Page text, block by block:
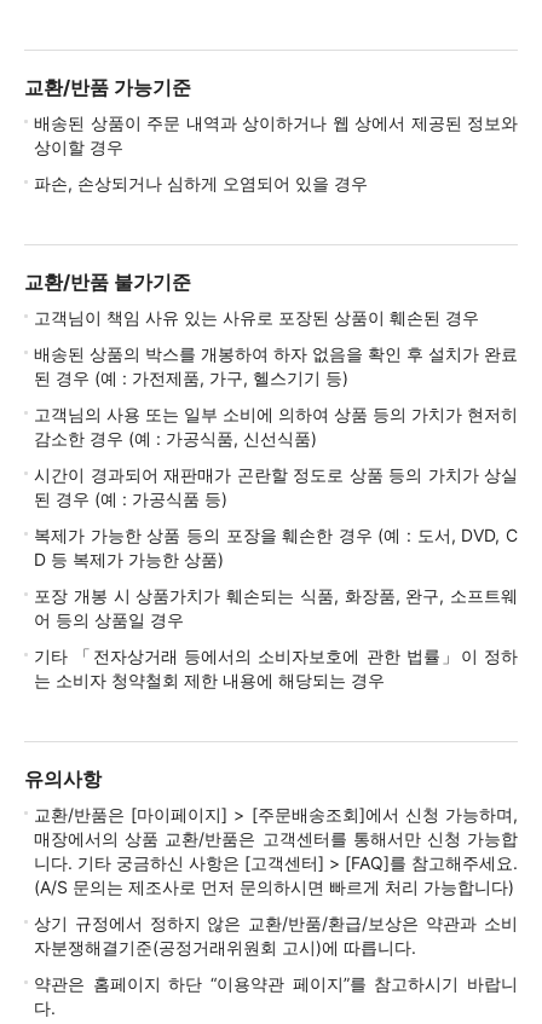
교환/반품 가능기준
배송된 상품이 주문 내역과 상이하거나 웹 상에서 제공된 정보와
상이할 경우
파손, 손상되거나 심하게 오염되어 있을 경우
교환/반품 불가기준
고객님이 책임 사유 있는 사유로 포장된 상품이 훼손된 경우
배송된 상품의 박스를 개봉하여 하자 없음을 확인 후 설치가 완료
된 경우 (예 : 가전제품, 가구, 헬스기기 등)
고객님의 사용 또는 일부 소비에 의하여 상품 등의 가치가 현저히
감소한 경우 (예 : 가공식품, 신선식품)
시간이 경과되어 재판매가 곤란할 정도로 상품 등의 가치가 상실
된 경우 (예 : 가공식품 등)
복제가 가능한 상품 등의 포장을 훼손한 경우 (예 : 도서, DVD, C
D 등 복제가 가능한 상품)
포장 개봉 시 상품가치가 훼손되는 식품, 화장품, 완구, 소프트웨
어 등의 상품일 경우
기타 「전자상거래 등에서의 소비자보호에 관한 법률」이 정하
는 소비자 청약철회 제한 내용에 해당되는 경우
유의사항
교환/반품은 [마이페이지] > [주문배송조회]에서 신청 가능하며,
매장에서의 상품 교환/반품은 고객센터를 통해서만 신청 가능합
니다. 기타 궁금하신 사항은 [고객센터] > [FAQ]를 참고해주세요.
(A/S 문의는 제조사로 먼저 문의하시면 빠르게 처리 가능합니다)
상기 규정에서 정하지 않은 교환/반품/환급/보상은 약관과 소비
자분쟁해결기준(공정거래위원회 고시)에 따릅니다.
약관은 홈페이지 하단 “이용약관 페이지”를 참고하시기 바랍니
다.